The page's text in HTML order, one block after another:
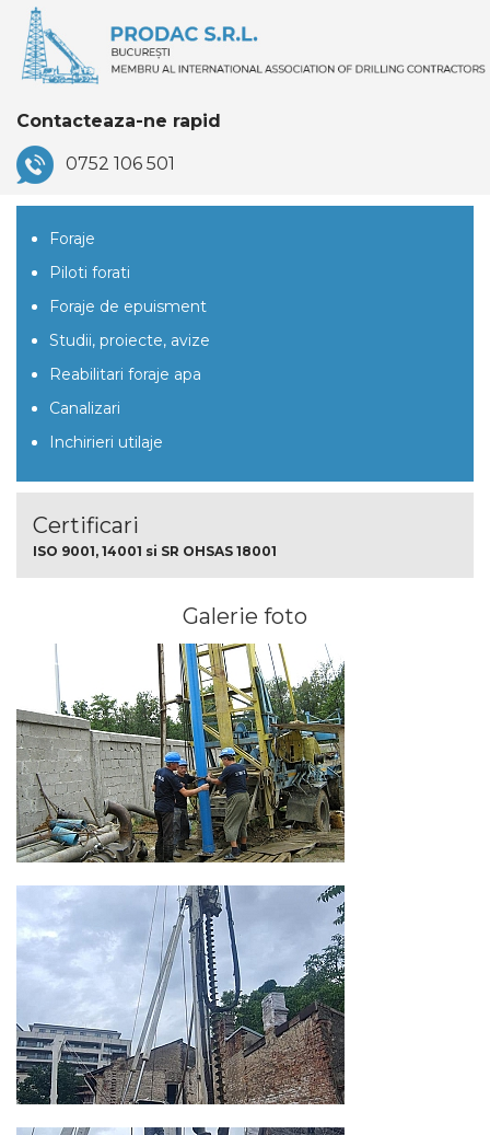
Contacteaza-ne rapid
0752 106 501
Foraje
Piloti forati
Foraje de epuisment
Studii, proiecte, avize
Reabilitari foraje apa
Canalizari
Inchirieri utilaje
Certificari
ISO 9001, 14001 si SR OHSAS 18001
Galerie foto